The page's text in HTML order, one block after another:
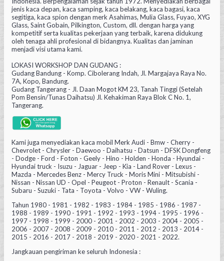
jenis kaca depan, kaca samping, kaca belakang, kaca bagasi, kaca
segitiga, kaca spion dengan merk Asahimas, Mulia Glass, Fuyao, XYG
Glass, Saint Gobain, Pilkington, Custom, dll. dengan harga yang
kompetitif serta kualitas pekerjaan yang terbaik, karena didukung
oleh tenaga ahli profesional di bidangnya. Kualitas dan jaminan
menjadi visi utama kami.
LOKASI WORKSHOP DAN GUDANG :
Gudang Bandung - Komp. Cibolerang Indah, Jl. Margajaya Raya No.
7A, Kopo, Bandung.
Gudang Tangerang - Jl. Daan Mogot KM 23, Tanah Tinggi (Setelah
Pom Bensin/Tunas Daihatsu) Jl. Kehakiman Raya Blok C No. 1,
Tangerang.
Kami juga menyediakan kaca mobil Merk Audi - Bmw - Cherry -
Chevrolet - Chrysler - Daewoo - Daihatsu - Datsun - DFSK Dongfeng
- Dodge - Ford - Foton - Geely - Hino - Holden - Honda - Hyundai -
Hyundai truck - Isuzu - Jaguar - Jeep - Kia - Land Rover - Lexus -
Mazda - Mercedes Benz - Mercy Truck - Moris Mini - Mitsubishi -
Nissan - Nissan UD - Opel - Peugeot - Proton - Renault - Scania -
Subaru - Suzuki - Tata - Toyota - Volvo - VW - Wuling.
Tahun 1980 - 1981 - 1982 - 1983 - 1984 - 1985 - 1986 - 1987 -
1988 - 1989 - 1990 - 1991 - 1992 - 1993 - 1994 - 1995 - 1996 -
1997 - 1998 - 1999 - 2000 - 2001 - 2002 - 2003 - 2004 - 2005 -
2006 - 2007 - 2008 - 2009 - 2010 - 2011 - 2012 - 2013 - 2014 -
2015 - 2016 - 2017 - 2018 - 2019 - 2020 - 2021 - 2022.
Jangkauan pengiriman ke seluruh Indonesia :